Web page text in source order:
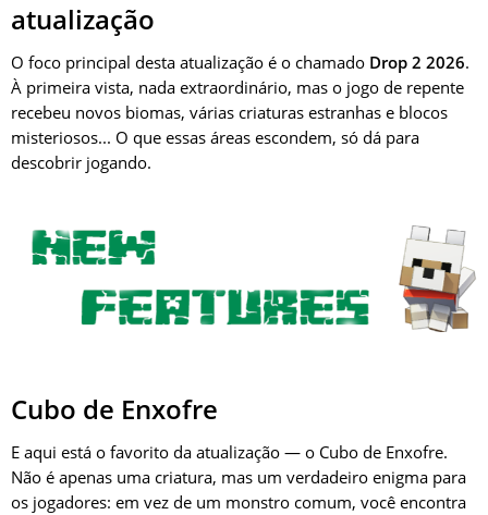
atualização
O foco principal desta atualização é o chamado Drop 2 2026.
À primeira vista, nada extraordinário, mas o jogo de repente
recebeu novos biomas, várias criaturas estranhas e blocos
misteriosos... O que essas áreas escondem, só dá para
descobrir jogando.
Cubo de Enxofre
E aqui está o favorito da atualização — o Cubo de Enxofre.
Não é apenas uma criatura, mas um verdadeiro enigma para
os jogadores: em vez de um monstro comum, você encontra